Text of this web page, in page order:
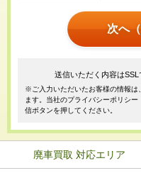
次へ
送信いただく内容はSSL
※ご入力いただいたお客様の情報は
ます。当社のプライバシーポリシ
信ボタンを押してください。
廃車買取 対応エリア